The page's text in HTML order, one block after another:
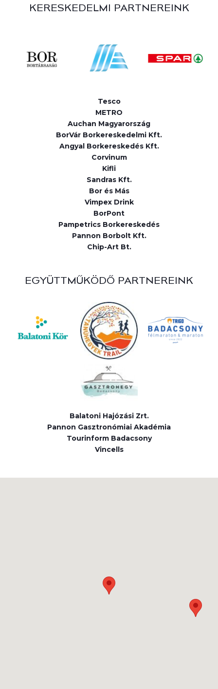
KERESKEDELMI PARTNEREINK
Tesco
METRO
Auchan Magyarország
BorVár Borkereskedelmi Kft.
Angyal Borkereskedés Kft.
Corvinum
Kifli
Sandras Kft.
Bor és Más
Vimpex Drink
BorPont
Pampetrics Borkereskedés
Pannon Borbolt Kft.
Chip-Art Bt.
EGYÜTTMŰKÖDŐ PARTNEREINK
Balatoni Hajózási Zrt.
Pannon Gasztronómiai Akadémia
Tourinform Badacsony
Vincells